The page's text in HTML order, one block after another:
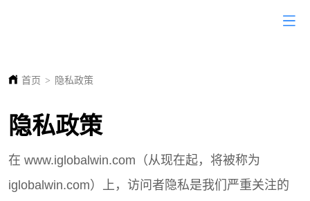
首页 > 隐私政策
隐私政策
在 www.iglobalwin.com（从现在起，将被称为
iglobalwin.com）上，访问者隐私是我们严重关注的